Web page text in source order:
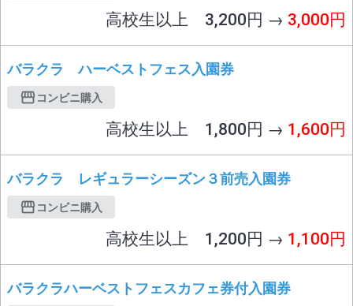
高校生以上 3,200円 → 3,000円
バラクラ ハーベストフェス入園券
コンビニ購入
高校生以上 1,800円 → 1,600円
バラクラ レギュラーシーズン３前売入園券
コンビニ購入
高校生以上 1,200円 → 1,100円
バラクラハーベストフェスカフェ券付入園券